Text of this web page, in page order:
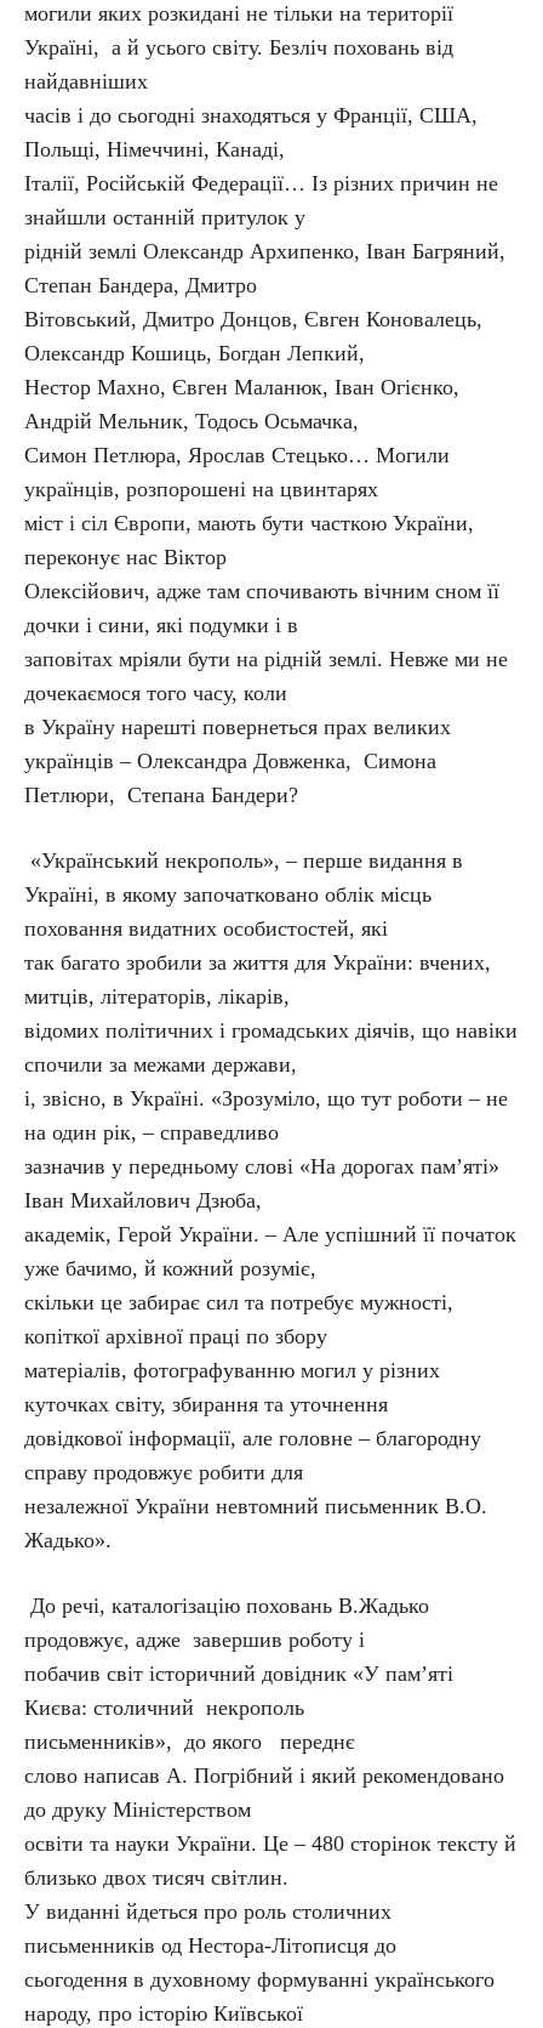
могили яких розкидані не тільки на території
Україні, а й усього світу. Безліч поховань від
найдавніших
часів і до сьогодні знаходяться у Франції, США,
Польщі, Німеччині, Канаді,
Італії, Російській Федерації… Із різних причин не
знайшли останній притулок у
рідній землі Олександр Архипенко, Іван Багряний,
Степан Бандера, Дмитро
Вітовський, Дмитро Донцов, Євген Коновалець,
Олександр Кошиць, Богдан Лепкий,
Нестор Махно, Євген Маланюк, Іван Огієнко,
Андрій Мельник, Тодось Осьмачка,
Симон Петлюра, Ярослав Стецько… Могили
українців, розпорошені на цвинтарях
міст і сіл Європи, мають бути часткою України,
переконує нас Віктор
Олексійович, адже там спочивають вічним сном її
дочки і сини, які подумки і в
заповітах мріяли бути на рідній землі. Невже ми не
дочекаємося того часу, коли
в Україну нарешті повернеться прах великих
українців – Олександра Довженка, Симона
Петлюри, Степана Бандери?
«Український некрополь», – перше видання в
Україні, в якому започатковано облік місць
поховання видатних особистостей, які
так багато зробили за життя для України: вчених,
митців, літераторів, лікарів,
відомих політичних і громадських діячів, що навіки
спочили за межами держави,
і, звісно, в Україні. «Зрозуміло, що тут роботи – не
на один рік, – справедливо
зазначив у передньому слові «На дорогах пам’яті»
Іван Михайлович Дзюба,
академік, Герой України. – Але успішний її початок
уже бачимо, й кожний розуміє,
скільки це забирає сил та потребує мужності,
копіткої архівної праці по збору
матеріалів, фотографуванню могил у різних
куточках світу, збирання та уточнення
довідкової інформації, але головне – благородну
справу продовжує робити для
незалежної України невтомний письменник В.О.
Жадько».
До речі, каталогізацію поховань В.Жадько
продовжує, адже завершив роботу і
побачив світ історичний довідник «У пам’яті
Києва: столичний некрополь
письменників», до якого переднє
слово написав А. Погрібний і який рекомендовано
до друку Міністерством
освіти та науки України. Це – 480 сторінок тексту й
близько двох тисяч світлин.
У виданні йдеться про роль столичних
письменників од Нестора-Літописця до
сьогодення в духовному формуванні українського
народу, про історію Київської